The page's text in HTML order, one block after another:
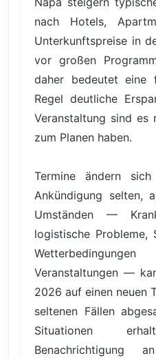
nach Hotels,
Unterkunftspreise in
vor großen
daher bedeutet eine
Regel deutliche
Veranstaltung sind es
zum Planen haben.
Termine ändern
Ankündigung selten,
Umständen —
logistische Probleme,
Veranstaltungen —
2026 auf einen neuen
seltenen Fällen
Situationen